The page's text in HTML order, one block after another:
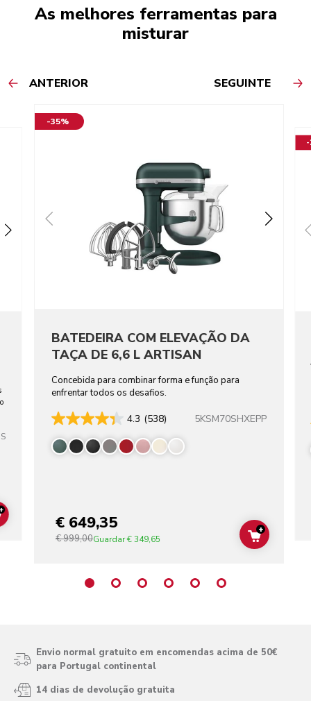
As melhores ferramentas para
misturar
ANTERIOR SEGUINTE
ADD TO CART
-35%
BATEDEIRA COM ELEVAÇÃO DA
TAÇA DE 6,6 L ARTISAN
Concebida para combinar forma e função para
enfrentar todos os desafios.
4.3 (538) 5KSM70SHXEPP
€ 649,35
€ 999,00Guardar€ 349,65 ADD TO
+
-
Envio normal gratuito em encomendas acima de 50€
para Portugal continental
14 dias de devolução gratuita